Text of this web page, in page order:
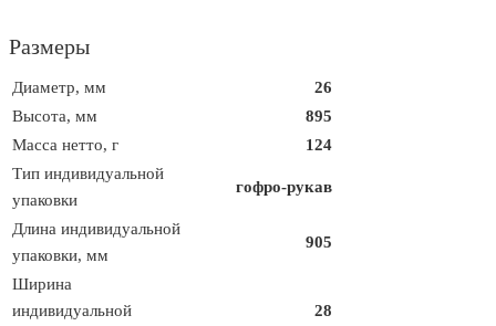
Размеры
Диаметр, мм
26
Высота, мм
895
Масса нетто, г
124
Тип индивидуальной
упаковки
гофро-рукав
Длина индивидуальной
упаковки, мм
905
Ширина
индивидуальной
28